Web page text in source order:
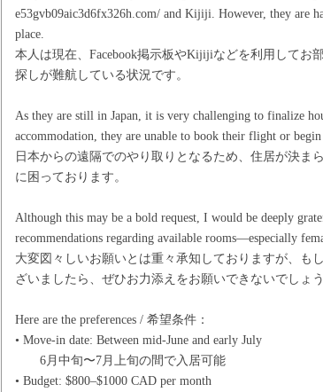
e53gvb09aic3d6fx326h.com/ and Kijiji. However, they are
place.
本人は現在、Facebook掲示板やKijijiなどを利用してお
探しが難航している状況です。
As they are still in Japan, it is very challenging to finalize
accommodation, they are unable to book their flight or
日本からの遠隔でのやり取りとなるため、住居が決ま
に困っております。
Although this may be a bold request, I would be deeply
recommendations regarding available rooms—especially
大変図々しいお願いとは重々承知しておりますが、も
ざいましたら、ぜひお力添えをお願いできないでしょう
Here are the preferences / 希望条件：
• Move-in date: Between mid-June and early July
6月中旬〜7月上旬の間で入居可能
• Budget: $800–$1000 CAD per month